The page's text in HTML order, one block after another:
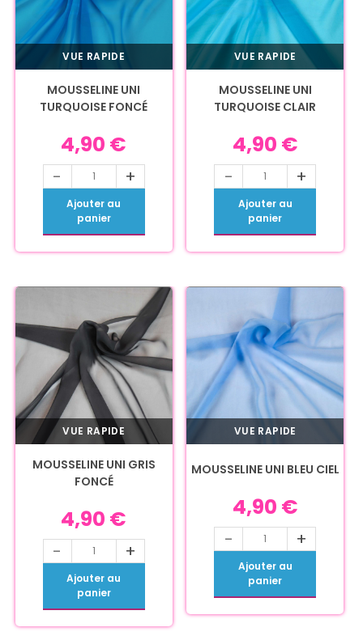
VUE RAPIDE
MOUSSELINE UNI
TURQUOISE FONCÉ
4,90 €
- +
Ajouter au
panier
VUE RAPIDE
MOUSSELINE UNI
TURQUOISE CLAIR
4,90 €
- +
Ajouter au
panier
VUE RAPIDE
MOUSSELINE UNI GRIS
FONCÉ
4,90 €
- +
Ajouter au
panier
VUE RAPIDE
MOUSSELINE UNI BLEU CIEL
4,90 €
- +
Ajouter au
panier